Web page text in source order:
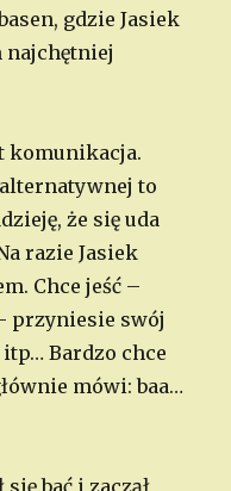
gdzie Jasiek
najchętniej
komunikacja.
to
że się uda
razie Jasiek
Chce jeść –
przyniesie swój
Bardzo chce
mówi: baa…